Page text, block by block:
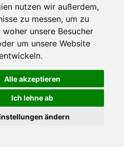
nutzen wir außerdem,
zu messen, um zu
woher unsere Besucher
um unsere Website
Alle akzeptieren
Ich lehne ab
ändern
auf Ihrem Computer zu speichern.
funktioniert, andere helfen uns dabei, das
dieser Seite erklären Sie sich damit